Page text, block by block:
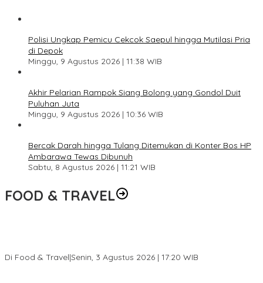
Polisi Ungkap Pemicu Cekcok Saepul hingga Mutilasi Pria
di Depok
Minggu, 9 Agustus 2026 | 11:38 WIB
Akhir Pelarian Rampok Siang Bolong yang Gondol Duit
Puluhan Juta
Minggu, 9 Agustus 2026 | 10:36 WIB
Bercak Darah hingga Tulang Ditemukan di Konter Bos HP
Ambarawa Tewas Dibunuh
Sabtu, 8 Agustus 2026 | 11:21 WIB
FOOD & TRAVEL
Di Food & Travel|Senin, 3 Agustus 2026 | 17:20 WIB